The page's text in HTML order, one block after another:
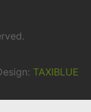
TAXIBLUE